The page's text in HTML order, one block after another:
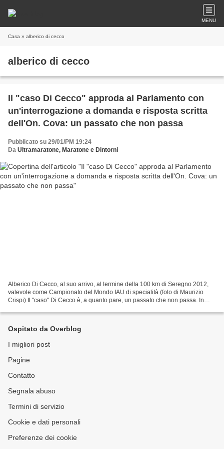
MENU
Casa » alberico di cecco
alberico di cecco
Il "caso Di Cecco" approda al Parlamento con
un'interrogazione a domanda e risposta scritta
dell'On. Cova: un passato che non passa
Pubblicato su 29/01/PM 19:24
Da Ultramaratone, Maratone e Dintorni
Alberico Di Cecco, al suo arrivo, al termine della 100 km di Seregno 2012,
valevole come Campionato del Mondo IAU di specialità (foto di Maurizio
Crispi) Il "caso" Di Cecco è, a quanto pare, un passato che non passa. In
Ospitato da Overblog
I migliori post
Pagine
Contatto
Segnala abuso
Termini di servizio
Cookie e dati personali
Preferenze dei cookie